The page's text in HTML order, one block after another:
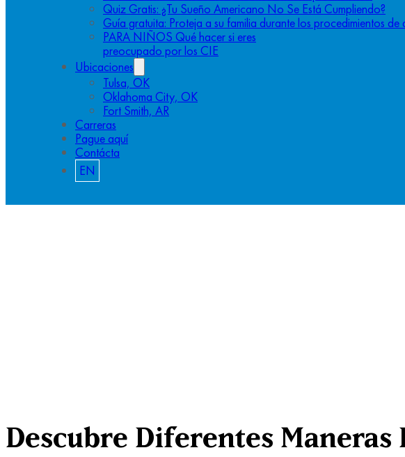
Quiz Gratis: ¿Tu Sueño Americano No Se Está Cumpliendo?
Guía gratuita: Proteja a su familia durante los procedimientos
PARA NIÑOS Qué hacer si eres
preocupado por los CIE
Ubicaciones
Tulsa, OK
Oklahoma City, OK
Fort Smith, AR
Carreras
Pague aquí
Contácta
EN
Descubre Diferentes Maneras